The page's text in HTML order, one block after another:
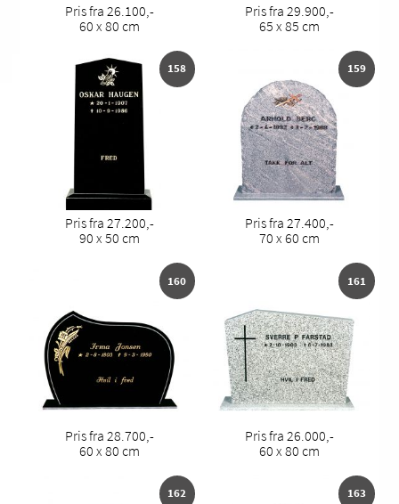
Pris fra 26.100,-
60 x 80 cm
Pris fra 29.900,-
65 x 85 cm
158
Pris fra 27.200,-
90 x 50 cm
159
Pris fra 27.400,-
70 x 60 cm
160
Pris fra 28.700,-
60 x 80 cm
161
Pris fra 26.000,-
60 x 80 cm
162 163